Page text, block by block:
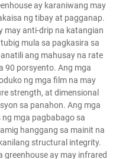
ay karaniwang may
ng tibay at pagganap.
may anti-drip na katangian
mula sa pagkasira sa
ang mahusay na rate
90 porsyento. Ang mga
ng mga film na may
strength, at dimensional
sa panahon. Ang mga
mga pagbabago sa
hanggang sa mainit na
structural integrity.
ay may infrared